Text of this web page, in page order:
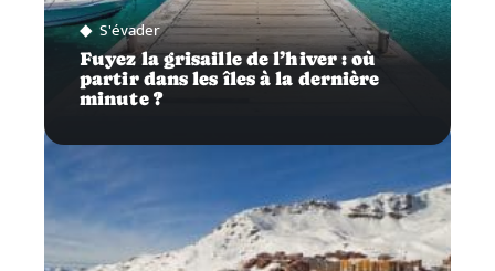
S'évader
Fuyez la grisaille de l’hiver : où
partir dans les îles à la dernière
minute ?